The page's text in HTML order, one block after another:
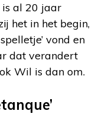
al 20 jaar
het in het begin,
vond en
dat verandert
Wil is dan om.